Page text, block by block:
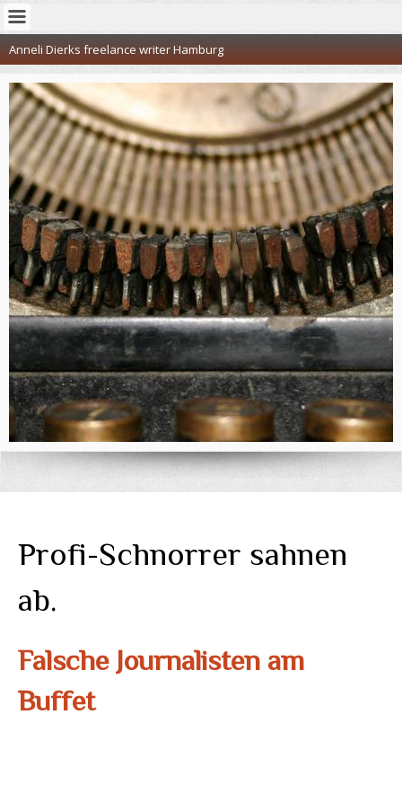
Anneli Dierks freelance writer Hamburg
Profi-Schnorrer sahnen
ab.
Falsche Journalisten am
Buffet